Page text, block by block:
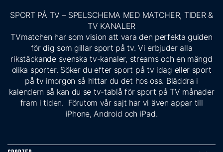
SPORT PÅ TV – SPELSCHEMA MED MATCHER, TIDER &
TV KANALER
TVmatchen har som vision att vara den perfekta guiden
för dig som gillar sport på tv. Vi erbjuder alla
rikstäckande svenska tv-kanaler, streams och en mängd
olika sporter. Söker du efter sport på tv idag eller sport
på tv imorgon så hittar du det hos oss. Bläddra i
kalendern så kan du se tv-tablå för sport på TV månader
fram i tiden. Förutom vår sajt har vi även appar till
iPhone, Android och iPad.